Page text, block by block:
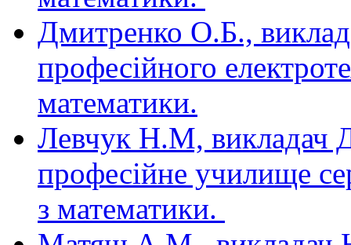
Дмитренко О.Б.,
професійного
математики.
Левчук Н.М, викладач
професійне училище
з математики.